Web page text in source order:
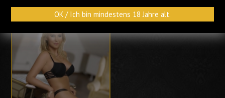
OK / Ich bin mindestens 18 Jahre alt.